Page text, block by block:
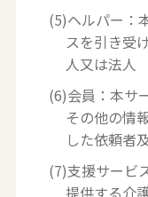
(5)ヘルパー：
スを引き受
人又は法人
(6)会員：本サ
その他の情
した依頼者
(7)支援サービ
提供する介